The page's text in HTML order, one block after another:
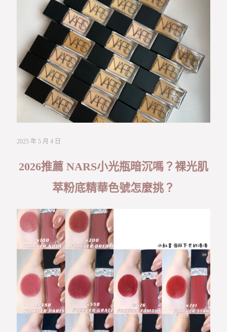
2025 年 5 月 4 日
2026推薦 NARS小光瓶暗沉嗎？裸光肌
萃粉底精華色號怎麼挑？